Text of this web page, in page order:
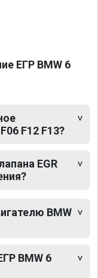
ЕГР BMW 6
F12 F13?
EGR
BMW
BMW 6